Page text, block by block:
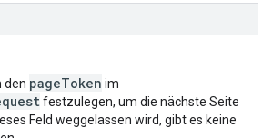
den pageToken im
festzulegen, um die nächste Seite
Feld weggelassen wird, gibt es keine